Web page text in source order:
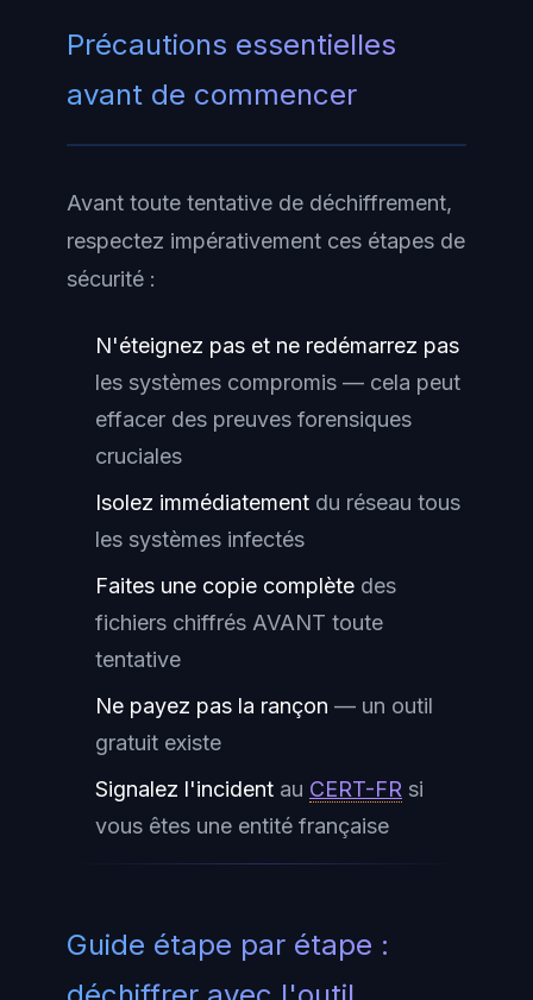
Précautions essentielles
avant de commencer
Avant toute tentative de déchiffrement,
respectez impérativement ces étapes de
sécurité :
N'éteignez pas et ne redémarrez pas
les systèmes compromis — cela peut
effacer des preuves forensiques
cruciales
Isolez immédiatement du réseau tous
les systèmes infectés
Faites une copie complète des
fichiers chiffrés AVANT toute
tentative
Ne payez pas la rançon — un outil
gratuit existe
Signalez l'incident au CERT-FR si
vous êtes une entité française
Guide étape par étape :